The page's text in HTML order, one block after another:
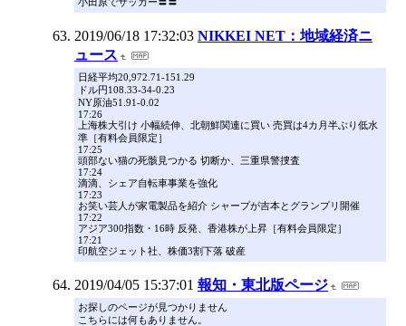
小田原でサッカー〓〓
2019/06/18 17:32:03 NIKKEI NET：地域経済ニ
ュース
日経平均20,972.71-151.29
ドル円108.33-34-0.23
NY原油51.91-0.02
17:26
上海株大引け 小幅続伸、北朝鮮関連に買い 売買は4カ月半ぶり低水
準［有料会員限定］
17:25
頭部ない猫の死骸見つかる 切断か、三重県警捜査
17:24
滴滴、シェア自転車事業を強化
17:23
お笑い芸人が家電製品を紹介 シャープが吉本とグランプリ開催
17:22
アジア300指数・16時 反発、香港株が上昇［有料会員限定］
17:21
印航空ジェット社、株価3割下落 破産
2019/04/05 15:37:01 報知・東北版ページ
お探しのページが見つかりません
こちらには何もありません。